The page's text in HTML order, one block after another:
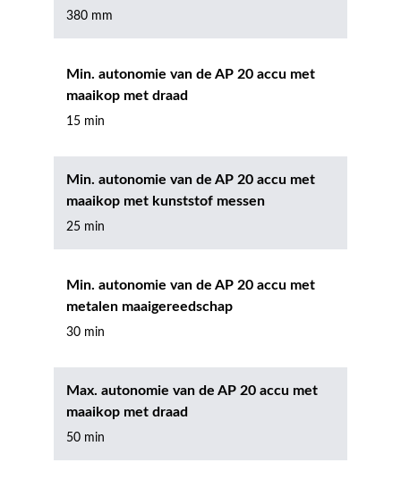
380 mm
Min. autonomie van de AP 20 accu met
maaikop met draad
15 min
Min. autonomie van de AP 20 accu met
maaikop met kunststof messen
25 min
Min. autonomie van de AP 20 accu met
metalen maaigereedschap
30 min
Max. autonomie van de AP 20 accu met
maaikop met draad
50 min